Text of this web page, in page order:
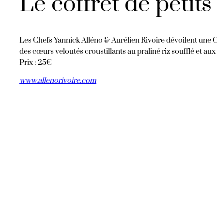
Les Chefs Yannick Alléno & Aurélien Rivoire dévoilent
des cœurs veloutés croustillants au praliné riz soufflé et
Prix : 25€
www.allenorivoire.com